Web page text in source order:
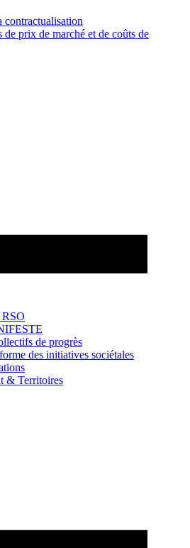
contractualisation
de prix de marché et de coûts de
de progrès
des initiatives sociétales
& Territoires